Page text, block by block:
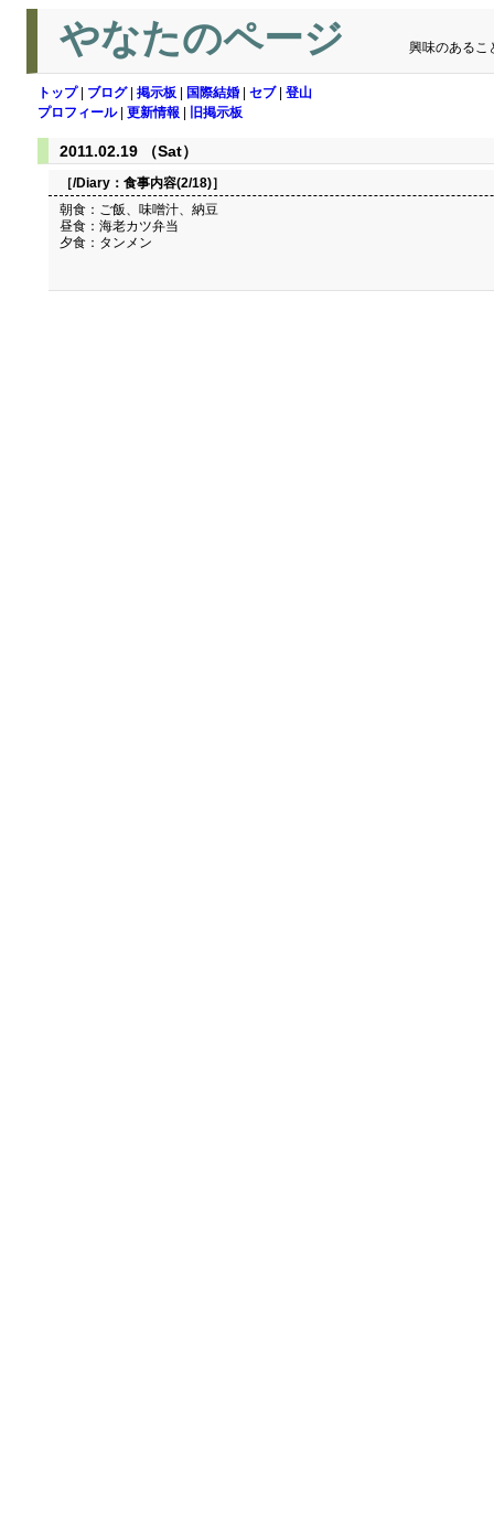
やなたのページ 興味のあるこ
トップ| ブログ| 掲示板 国際結婚 セブ| 登山
プロフィール| 更新情報 旧掲示板
2011.02.19 （Sat）
［/Diary： 食事内容(2/18)］
朝食：ご飯、味噌汁、納豆
昼食：海老カツ弁当
夕食：タンメン